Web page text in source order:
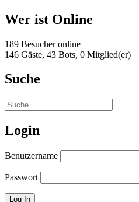
Wer ist Online
189 Besucher online
146 Gäste, 43 Bots, 0 Mitglied(er)
Suche
Login
Benutzername
Passwort